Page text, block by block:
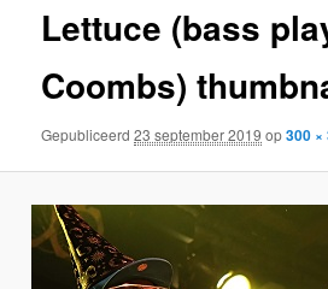
Lettuce (bass
Coombs)
Gepubliceerd23 september 2019 op300 ×